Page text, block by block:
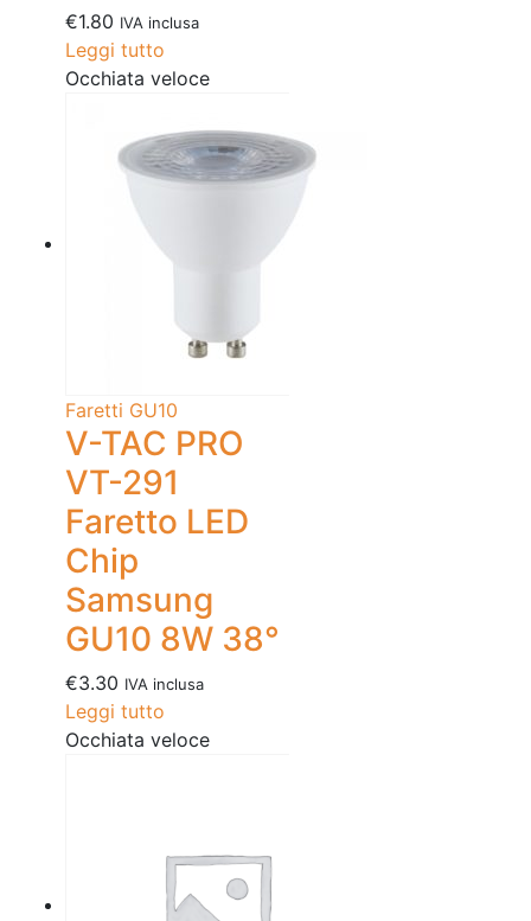
€1.80 IVA inclusa
Leggi tutto
Occhiata veloce
Faretti GU10
V-TAC PRO
VT-291
Faretto LED
Chip
Samsung
GU10 8W 38°
€3.30 IVA inclusa
Leggi tutto
Occhiata veloce